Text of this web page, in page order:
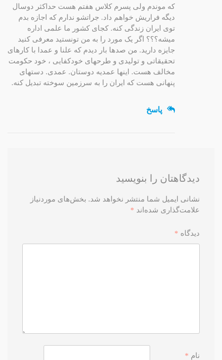
که موندم ولی پسرم کلاس هفتم هست حداکثر دوسال
دیگه فراریش خواهم داد. جراتشو ندارم که اجازه بدم
توی ایران زندگی کنه. کجای کشور ما علمی اداره
میشه؟؟؟ اگر یک مورد را به من تونستید معرفی کنید
جایزه دارید. من صدها بار دیدم که علنا و عمدا با کارهای
تحقیقاتی و تولیدی و طرحهای خودکفایی ، خود حکومت
مخالف هست. اینها عمدیه دوستان. عمدی. دستهای
پنهانی هست که ایران را به سرزمین سوخته تبدیل کنه.
پاسخ
دیدگاهتان را بنویسید
نشانی ایمیل شما منتشر نخواهد شد. بخش‌های موردنیاز
علامت‌گذاری شده‌اند *
دیدگاه *
نام *